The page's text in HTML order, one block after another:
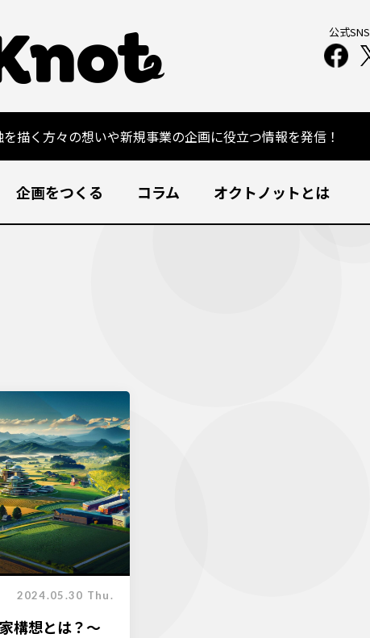
企画をつくる コラム オクトノットとは
描く方々の想いや新規事業の企画に役立つ情報を発信！
公式SNS
2024.05.30 Thu.
構想とは？～